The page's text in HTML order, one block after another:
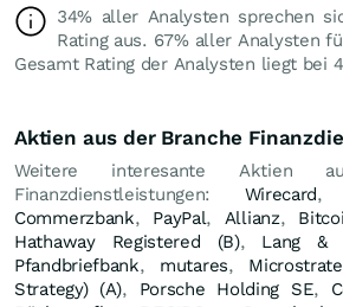
34% aller Analysten sprechen
Rating aus. 67% aller Analysten
Gesamt Rating der Analysten liegt bei
Aktien aus der Branche
Weitere interesante Aktien
Finanzdienstleistungen: Wirecard
Commerzbank, PayPal, Allianz,
Hathaway Registered (B), Lang &
Pfandbriefbank, mutares,
Strategy) (A), Porsche Holding SE,